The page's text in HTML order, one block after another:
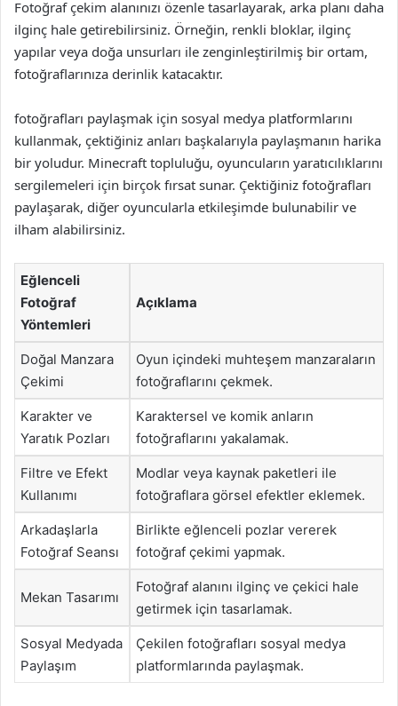
Fotoğraf çekim alanınızı özenle tasarlayarak, arka planı daha
ilginç hale getirebilirsiniz. Örneğin, renkli bloklar, ilginç
yapılar veya doğa unsurları ile zenginleştirilmiş bir ortam,
fotoğraflarınıza derinlik katacaktır.
fotoğrafları paylaşmak için sosyal medya platformlarını
kullanmak, çektiğiniz anları başkalarıyla paylaşmanın harika
bir yoludur. Minecraft topluluğu, oyuncuların yaratıcılıklarını
sergilemeleri için birçok fırsat sunar. Çektiğiniz fotoğrafları
paylaşarak, diğer oyuncularla etkileşimde bulunabilir ve
ilham alabilirsiniz.
Eğlenceli
Fotoğraf
Yöntemleri
Açıklama
Doğal Manzara
Çekimi
Oyun içindeki muhteşem manzaraların
fotoğraflarını çekmek.
Karakter ve
Yaratık Pozları
Karaktersel ve komik anların
fotoğraflarını yakalamak.
Filtre ve Efekt
Kullanımı
Modlar veya kaynak paketleri ile
fotoğraflara görsel efektler eklemek.
Arkadaşlarla
Fotoğraf Seansı
Birlikte eğlenceli pozlar vererek
fotoğraf çekimi yapmak.
Mekan Tasarımı
Fotoğraf alanını ilginç ve çekici hale
getirmek için tasarlamak.
Sosyal Medyada
Paylaşım
Çekilen fotoğrafları sosyal medya
platformlarında paylaşmak.